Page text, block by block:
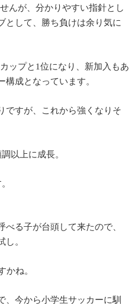
んが、分かりやすい指針とし
として、勝ち負けは余り気に
ップと1位になり、新加入もあ
構成となっています。
ですが、これから強くなりそ
以上に成長。
べる子が台頭して来たので、
し。
かね。
、今から小学生サッカーに馴